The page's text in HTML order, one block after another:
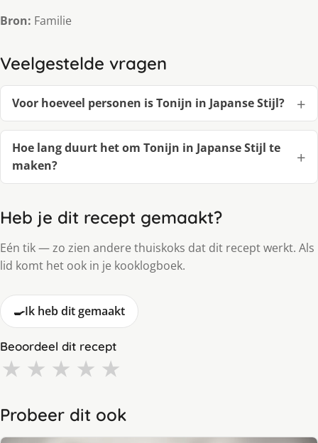
Bron: Familie
Veelgestelde vragen
Voor hoeveel personen is Tonijn in Japanse Stijl?
Hoe lang duurt het om Tonijn in Japanse Stijl te
maken?
Heb je dit recept gemaakt?
Eén tik — zo zien andere thuiskoks dat dit recept werkt. Als
lid komt het ook in je kooklogboek.
🍳Ik heb dit gemaakt
Beoordeel dit recept
★ ★ ★ ★ ★
Probeer dit ook